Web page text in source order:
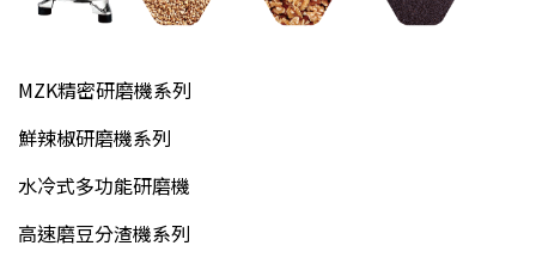
MZK精密研磨機系列
鮮辣椒研磨機系列
水冷式多功能研磨機
高速磨豆分渣機系列